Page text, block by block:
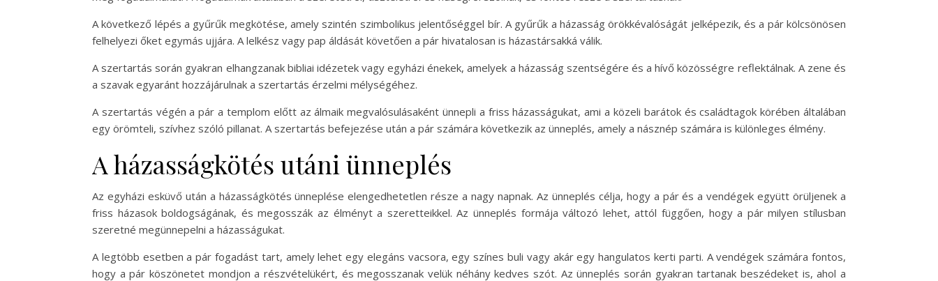
A következő lépés a gyűrűk megkötése, amely szintén szimbolikus jelentőséggel bír. A gyűrűk a házasság örökkévalóságát jelképezik, és a pár kölcsönösen
felhelyezi őket egymás ujjára. A lelkész vagy pap áldását követően a pár hivatalosan is házastársakká válik.
A szertartás során gyakran elhangzanak bibliai idézetek vagy egyházi énekek, amelyek a házasság szentségére és a hívő közösségre reflektálnak. A zene és
a szavak egyaránt hozzájárulnak a szertartás érzelmi mélységéhez.
A szertartás végén a pár a templom előtt az álmaik megvalósulásaként ünnepli a friss házasságukat, ami a közeli barátok és családtagok körében általában
egy örömteli, szívhez szóló pillanat. A szertartás befejezése után a pár számára következik az ünneplés, amely a násznép számára is különleges élmény.
A házasságkötés utáni ünneplés
Az egyházi esküvő után a házasságkötés ünneplése elengedhetetlen része a nagy napnak. Az ünneplés célja, hogy a pár és a vendégek együtt örüljenek a
friss házasok boldogságának, és megosszák az élményt a szeretteikkel. Az ünneplés formája változó lehet, attól függően, hogy a pár milyen stílusban
szeretné megünnepelni a házasságukat.
A legtöbb esetben a pár fogadást tart, amely lehet egy elegáns vacsora, egy színes buli vagy akár egy hangulatos kerti parti. A vendégek számára fontos,
hogy a pár köszönetet mondjon a részvételükért, és megosszanak velük néhány kedves szót. Az ünneplés során gyakran tartanak beszédeket is, ahol a